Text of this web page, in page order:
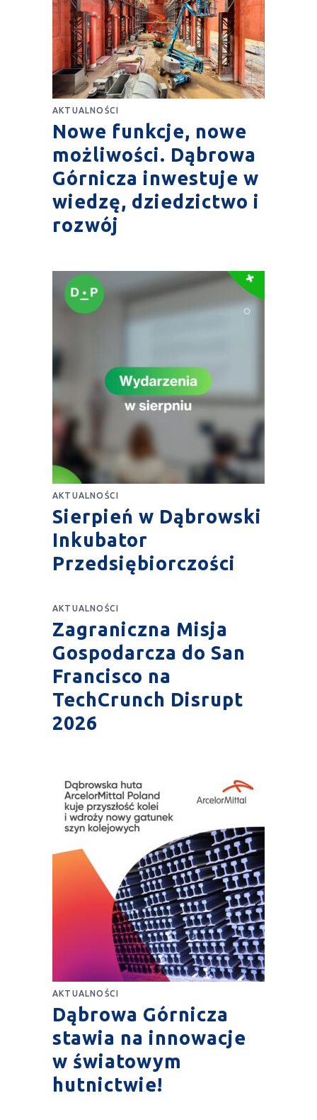
AKTUALNOŚCI
Nowe funkcje, nowe
możliwości. Dąbrowa
Górnicza inwestuje w
wiedzę, dziedzictwo i
rozwój
AKTUALNOŚCI
Sierpień w Dąbrowski
Inkubator
Przedsiębiorczości
AKTUALNOŚCI
Zagraniczna Misja
Gospodarcza do San
Francisco na
TechCrunch Disrupt
2026
AKTUALNOŚCI
Dąbrowa Górnicza
stawia na innowacje
w światowym
hutnictwie!